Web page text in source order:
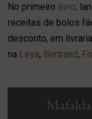
No primeiro livro,
receitas de bolos
desconto, em
na Leya, Bertrand,